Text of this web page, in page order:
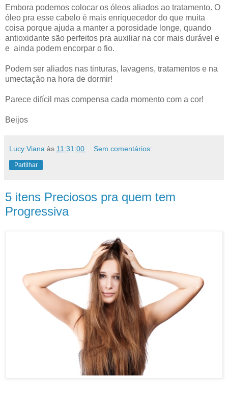
Embora podemos colocar os óleos aliados ao tratamento. O
óleo pra esse cabelo é mais enriquecedor do que muita
coisa porque ajuda a manter a porosidade longe, quando
antioxidante são perfeitos pra auxiliar na cor mais durável e
e ainda podem encorpar o fio.
Podem ser aliados nas tinturas, lavagens, tratamentos e na
umectação na hora de dormir!
Parece difícil mas compensa cada momento com a cor!
Beijos
Lucy Viana às 11:31:00 Sem comentários:
Partilhar
5 itens Preciosos pra quem tem
Progressiva